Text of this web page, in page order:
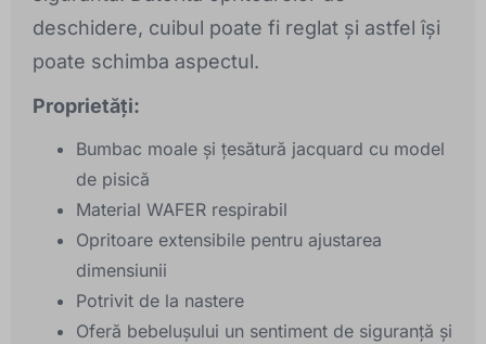
deschidere, cuibul poate fi reglat și astfel își
poate schimba aspectul.
Proprietăți:
Bumbac moale și țesătură jacquard cu model
de pisică
Material WAFER respirabil
Opritoare extensibile pentru ajustarea
dimensiunii
Potrivit de la nastere
Oferă bebelușului un sentiment de siguranță și